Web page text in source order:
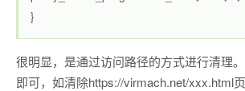
}
很明显，是通过访问路径的方式进行清理
即可，如清除https://virmach.net/xxx.html